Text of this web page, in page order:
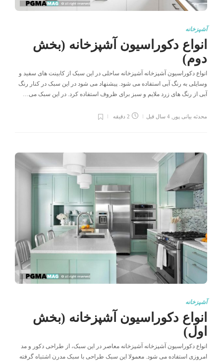
آشپزخانه
انواع دکوراسیون آشپزخانه (بخش
دوم)
انواع دکوراسیون آشپزخانه آشپزخانه ساحلی در این سبک از کابینت های سفید و
وسایلی به رنگ آبی استفاده می شود. پیشنهاد می شود در این سبک در کنار رنگ
آبی از رنگ های زرد ملایم و سبز برای ظروف استفاده کرد. در این سبک می…
محدثه بیانی پور 4 سال قبل 2 دقیقه
آشپزخانه
انواع دکوراسیون آشپزخانه (بخش
اول)
انواع دکوراسیون آشپزخانه آشپزخانه معاصر در این سبک، از طراحی دکور و مد
امروزی استفاده می شود. معمولا این سبک طراحی با سبک مدرن اشتباه گرفته